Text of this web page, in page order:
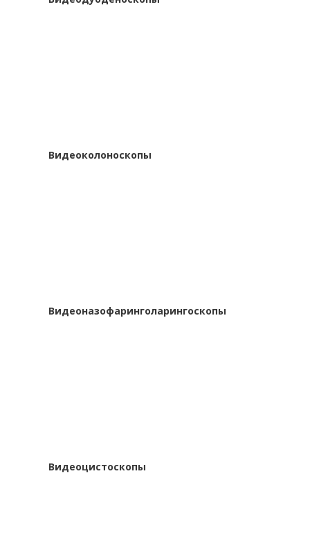
Видеоколоноскопы
Видеоназофаринголарингоскопы
Видеоцистоскопы